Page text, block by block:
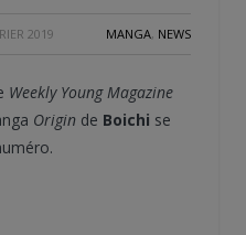
2019 MANGA, NEWS
Weekly Young Magazine
Origin de Boichi se